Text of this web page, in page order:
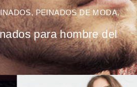
, PEINADOS DE MODA,
para hombre del